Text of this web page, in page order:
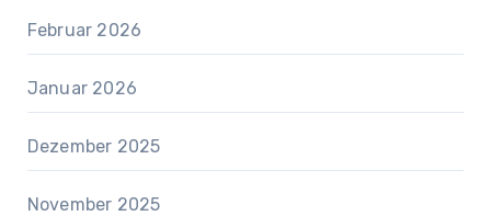
Februar 2026
Januar 2026
Dezember 2025
November 2025